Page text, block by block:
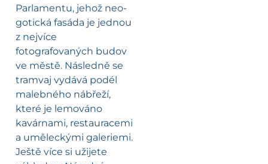
Parlamentu, jehož neo-
gotická fasáda je jednou
z nejvíce
fotografovaných budov
ve městě. Následně se
tramvaj vydává podél
malebného nábřeží,
které je lemováno
kavárnami, restauracemi
a uměleckými galeriemi.
Ještě více si užijete